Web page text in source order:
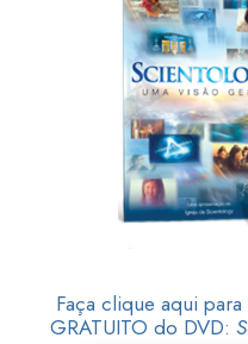
Faça clique aqui
GRATUITO do DVD: